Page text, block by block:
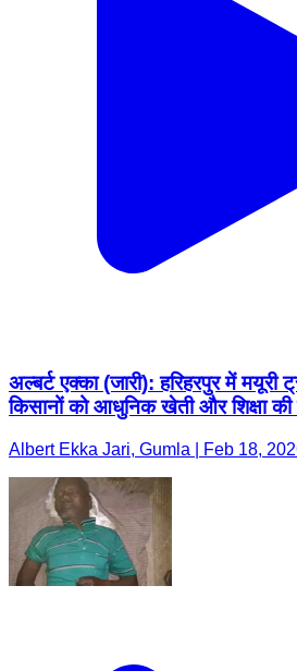
अल्बर्ट एक्का (जारी): हरिहरपुर में मयूरी
किसानों को आधुनिक खेती और शिक्षा की
Albert Ekka Jari, Gumla | Feb 18,